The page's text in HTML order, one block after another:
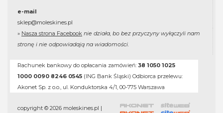
e-mail
sklep@moleskines.pl
» Nasza strona Facebook nie działa, bo bez przyczyny wyłączyli nam
stronę i nie odpowiadają na wiadomości.
Rachunek bankowy do opłacania zamówień: 38 1050 1025
1000 0090 8246 0545 (ING Bank Śląski) Odbiorca przelewu:
Akonet Sp. z o.o., ul. Konduktorska 4/1, 00-775 Warszawa
copyright © 2026 moleskines.pl | Akonet siteweb